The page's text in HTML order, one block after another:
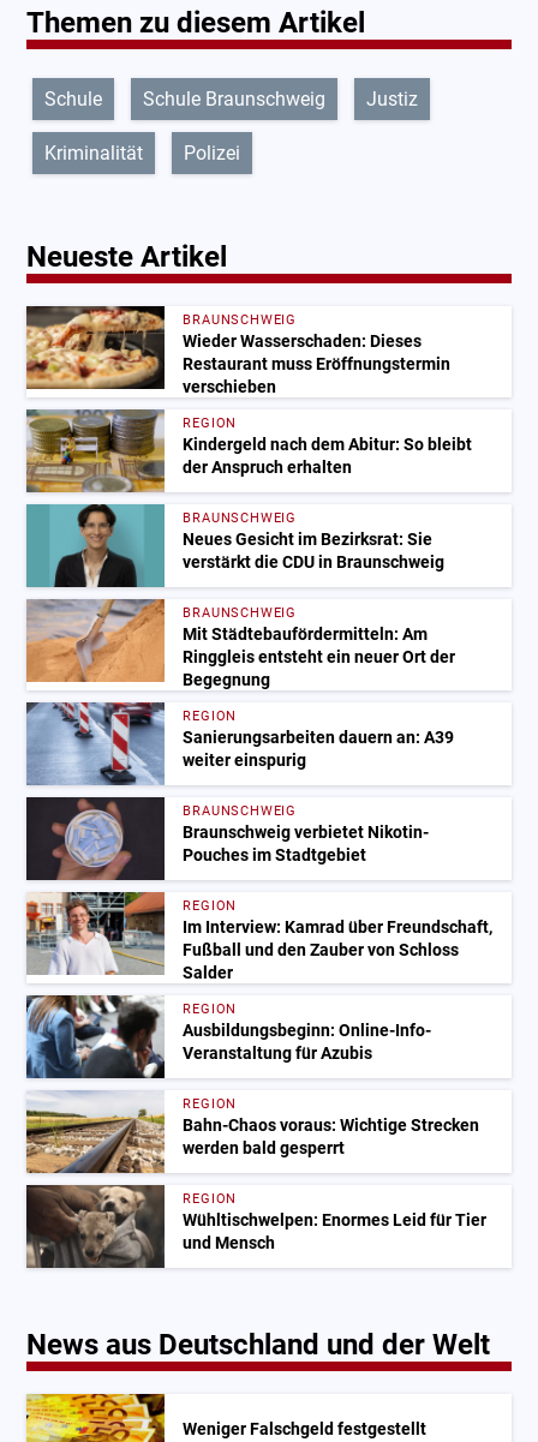
Themen zu diesem Artikel
Schule Schule Braunschweig Justiz
Kriminalität Polizei
Neueste Artikel
BRAUNSCHWEIG
Wieder Wasserschaden: Dieses
Restaurant muss Eröffnungstermin
verschieben
REGION
Kindergeld nach dem Abitur: So bleibt
der Anspruch erhalten
BRAUNSCHWEIG
Neues Gesicht im Bezirksrat: Sie
verstärkt die CDU in Braunschweig
BRAUNSCHWEIG
Mit Städtebaufördermitteln: Am
Ringgleis entsteht ein neuer Ort der
Begegnung
REGION
Sanierungsarbeiten dauern an: A39
weiter einspurig
BRAUNSCHWEIG
Braunschweig verbietet Nikotin-
Pouches im Stadtgebiet
REGION
Im Interview: Kamrad über Freundschaft,
Fußball und den Zauber von Schloss
Salder
REGION
Ausbildungsbeginn: Online-Info-
Veranstaltung für Azubis
REGION
Bahn-Chaos voraus: Wichtige Strecken
werden bald gesperrt
REGION
Wühltischwelpen: Enormes Leid für Tier
und Mensch
News aus Deutschland und der Welt
Weniger Falschgeld festgestellt